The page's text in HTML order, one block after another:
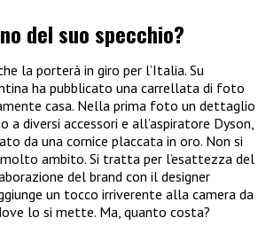
del suo specchio?
la porterà in giro per l’Italia. Su
ha pubblicato una carrellata di foto
casa. Nella prima foto un dettaglio
diversi accessori e all’aspiratore Dyson,
da una cornice placcata in oro. Non si
ambito. Si tratta per l’esattezza del
del brand con il designer
un tocco irriverente alla camera da
lo si mette. Ma, quanto costa?